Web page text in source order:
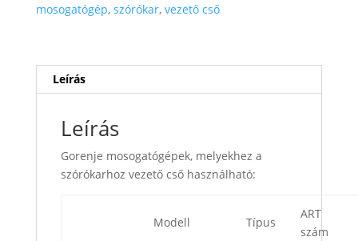
mosogatógép, szórókar, vezető cső
Leírás
Leírás
Gorenje mosogatógépek, melyekhez a
szórókarhoz vezető cső használható:
Modell Típus
ART
szám